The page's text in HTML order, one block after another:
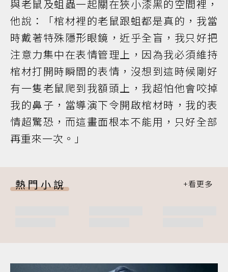
與老鼠及蛆蟲一起關在狹小漆黑的空間裡，
他說：「棺材裡的老鼠跟蛆都是真的，我當
時戴著特殊隱形眼鏡，近乎全盲，我只好把
注意力集中在表情管理上，因為我必須維持
棺材打開時瞬間的表情，沒想到這時候剛好
有一隻老鼠爬到我額頭上，我超怕他會咬掉
我的鼻子，當導演下令開啟棺材時，我的表
情超驚恐，而這畫面根本不能用，只好全部
再重來一次。」
熱門小說